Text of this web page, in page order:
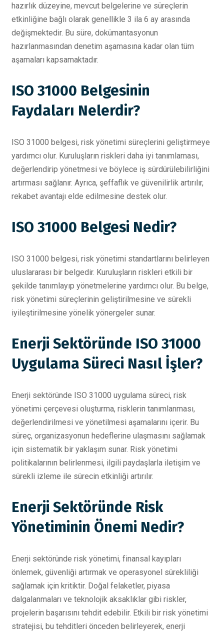
hazırlık düzeyine, mevcut belgelerine ve süreçlerin
etkinliğine bağlı olarak genellikle 3 ila 6 ay arasında
değişmektedir. Bu süre, dokümantasyonun
hazırlanmasından denetim aşamasına kadar olan tüm
aşamaları kapsamaktadır.
ISO 31000 Belgesinin
Faydaları Nelerdir?
ISO 31000 belgesi, risk yönetimi süreçlerini geliştirmeye
yardımcı olur. Kuruluşların riskleri daha iyi tanımlaması,
değerlendirip yönetmesi ve böylece iş sürdürülebilirliğini
artırması sağlanır. Ayrıca, şeffaflık ve güvenilirlik artırılır,
rekabet avantajı elde edilmesine destek olur.
ISO 31000 Belgesi Nedir?
ISO 31000 belgesi, risk yönetimi standartlarını belirleyen
uluslararası bir belgedir. Kuruluşların riskleri etkili bir
şekilde tanımlayıp yönetmelerine yardımcı olur. Bu belge,
risk yönetimi süreçlerinin geliştirilmesine ve sürekli
iyileştirilmesine yönelik yönergeler sunar.
Enerji Sektöründe ISO 31000
Uygulama Süreci Nasıl İşler?
Enerji sektöründe ISO 31000 uygulama süreci, risk
yönetimi çerçevesi oluşturma, risklerin tanımlanması,
değerlendirilmesi ve yönetilmesi aşamalarını içerir. Bu
süreç, organizasyonun hedeflerine ulaşmasını sağlamak
için sistematik bir yaklaşım sunar. Risk yönetimi
politikalarının belirlenmesi, ilgili paydaşlarla iletişim ve
sürekli izleme ile sürecin etkinliği artırılır.
Enerji Sektöründe Risk
Yönetiminin Önemi Nedir?
Enerji sektöründe risk yönetimi, finansal kayıpları
önlemek, güvenliği artırmak ve operasyonel sürekliliği
sağlamak için kritiktir. Doğal felaketler, piyasa
dalgalanmaları ve teknolojik aksaklıklar gibi riskler,
projelerin başarısını tehdit edebilir. Etkili bir risk yönetimi
stratejisi, bu tehditleri önceden belirleyerek, enerji